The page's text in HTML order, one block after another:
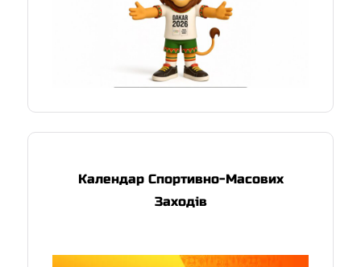
Календар Спортивно-Масових
Заходів